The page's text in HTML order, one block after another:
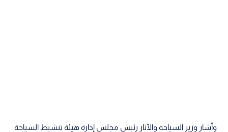
وأشار وزير السياحة والآثار رئيس مجلس إدارة هيئة تنشيط السياحة